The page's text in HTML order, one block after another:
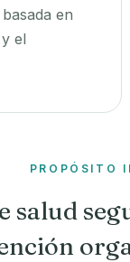
en
el
PROPÓSITO
salud